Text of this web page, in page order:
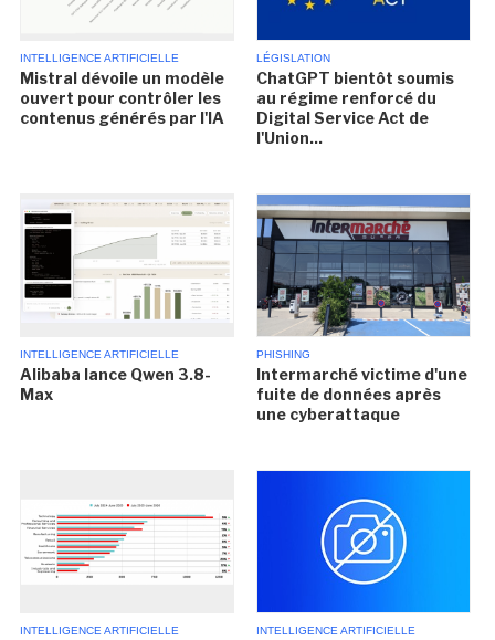
INTELLIGENCE ARTIFICIELLE
Mistral dévoile un modèle
ouvert pour contrôler les
contenus générés par l'IA
LÉGISLATION
ChatGPT bientôt soumis
au régime renforcé du
Digital Service Act de
l'Union...
INTELLIGENCE ARTIFICIELLE
Alibaba lance Qwen 3.8-
Max
PHISHING
Intermarché victime d'une
fuite de données après
une cyberattaque
INTELLIGENCE ARTIFICIELLE INTELLIGENCE ARTIFICIELLE